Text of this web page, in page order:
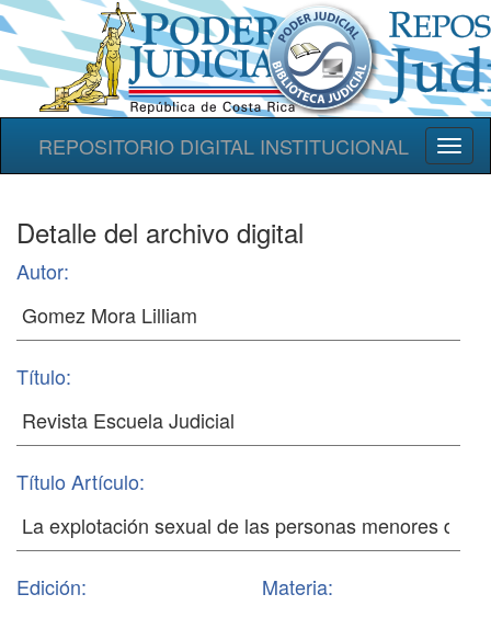
REPOSITORIO DIGITAL INSTITUCIONAL
Detalle del archivo digital
Autor:
Título:
Título Artículo:
Edición: Materia: